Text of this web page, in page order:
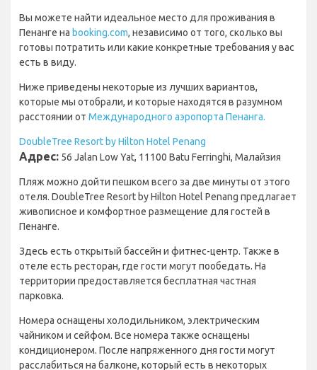
Вы можете найти идеальное место для проживания в
Пенанге на booking.com, независимо от того, сколько вы
готовы потратить или какие конкретные требования у вас
есть в виду.
Ниже приведены некоторые из лучших вариантов,
которые мы отобрали, и которые находятся в разумном
расстоянии от Международного аэропорта Пенанга.
DoubleTree Resort by Hilton Hotel Penang
Адрес: 56 Jalan Low Yat, 11100 Batu Ferringhi, Малайзия
Пляж можно дойти пешком всего за две минуты от этого
отеля. DoubleTree Resort by Hilton Hotel Penang предлагает
живописное и комфортное размещение для гостей в
Пенанге.
Здесь есть открытый бассейн и фитнес-центр. Также в
отеле есть ресторан, где гости могут пообедать. На
территории предоставляется бесплатная частная
парковка.
Номера оснащены холодильником, электрическим
чайником и сейфом. Все номера также оснащены
кондиционером. После напряженного дня гости могут
расслабиться на балконе, который есть в некоторых